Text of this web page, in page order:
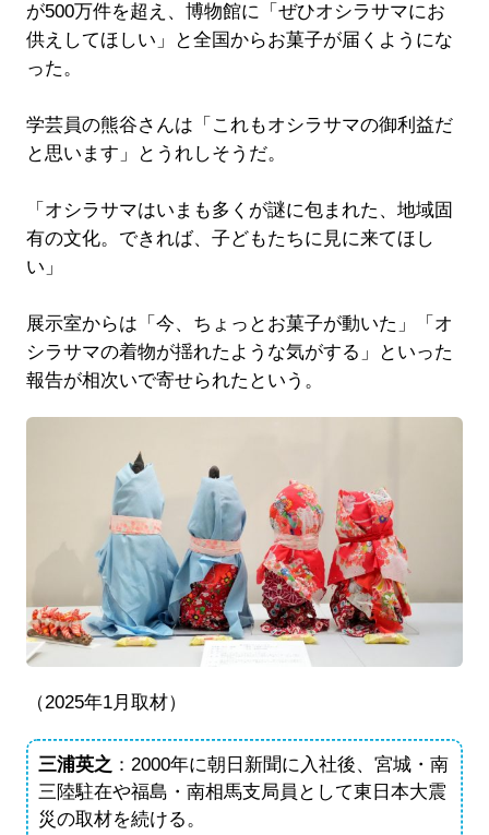
が500万件を超え、博物館に「ぜひオシラサマにお
供えしてほしい」と全国からお菓子が届くようにな
った。
学芸員の熊谷さんは「これもオシラサマの御利益だ
と思います」とうれしそうだ。
「オシラサマはいまも多くが謎に包まれた、地域固
有の文化。できれば、子どもたちに見に来てほし
い」
展示室からは「今、ちょっとお菓子が動いた」「オ
シラサマの着物が揺れたような気がする」といった
報告が相次いで寄せられたという。
（2025年1月取材）
三浦英之 ：2000年に朝日新聞に入社後、宮城・南
三陸駐在や福島・南相馬支局員として東日本大震
災の取材を続ける。